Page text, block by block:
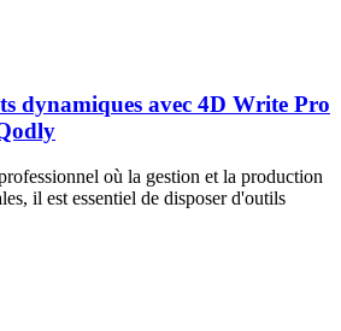
dynamiques avec 4D Write Pro
où la gestion et la production
il est essentiel de disposer d'outils